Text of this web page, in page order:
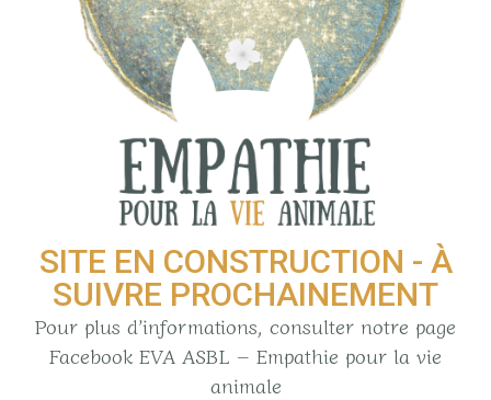
SITE EN CONSTRUCTION - À
SUIVRE PROCHAINEMENT
Pour plus d’informations, consulter notre page
Facebook EVA ASBL – Empathie pour la vie
animale